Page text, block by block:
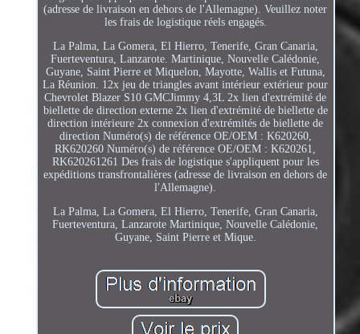
(adresse de livraison en dehors de l'Allemagne). Veuillez noter
les frais de logistique réels engagés.
La Palma, La Gomera, El Hierro, Tenerife, Gran Canaria,
Fuerteventura, Lanzarote. Martinique, Nouvelle Calédonie,
Guyane, Saint Pierre et Miquelon, Mayotte, Wallis et Futuna,
La Réunion. 12x jeu de triangles avant intérieur extérieur pour
Chevrolet Blazer S10 GMCJimmy 4,3L 2x lien d'extrémité de
biellette de direction externe 2x lien d'extrémité de biellette de
direction intérieure 2x connexion d'extrémités de biellette de
direction Numéro(s) de référence OE/OEM : K620260,
RK620260 Numéro(s) de référence OE/OEM : K620261,
RK620261261 Des frais de logistique s'appliquent pour les
expéditions transfrontalières (adresse de livraison en dehors de
l'Allemagne).
La Palma, La Gomera, El Hierro, Tenerife, Gran Canaria,
Fuerteventura, Lanzarote Martinique, Nouvelle Calédonie,
Guyane, Saint Pierre et Mique.